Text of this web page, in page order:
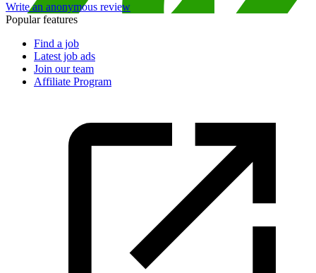
Write an anonymous review
Popular features
Find a job
Latest job ads
Join our team
Affiliate Program